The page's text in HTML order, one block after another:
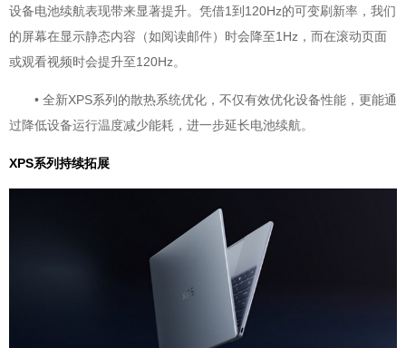
设备电池续航表现带来显著提升。凭借1到120Hz的可变刷新率，我们
的屏幕在显示静态内容（如阅读邮件）时会降至1Hz，而在滚动页面
或观看视频时会提升至120Hz。
• 全新XPS系列的散热系统优化，不仅有效优化设备性能，更能通
过降低设备运行温度减少能耗，进一步延长电池续航。
XPS系列持续拓展